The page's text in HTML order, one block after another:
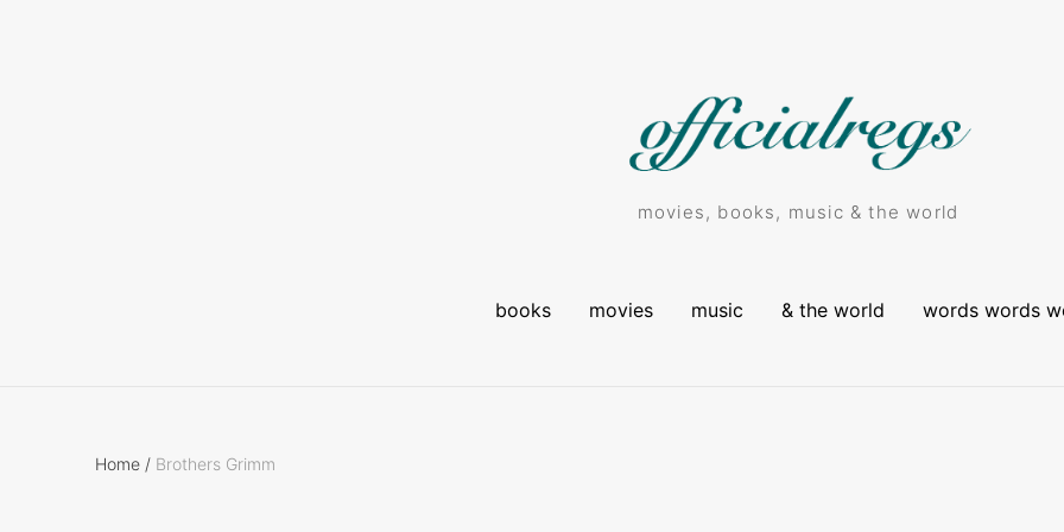
movies, books, music & the world
books movies music & the world words words
Home / Brothers Grimm